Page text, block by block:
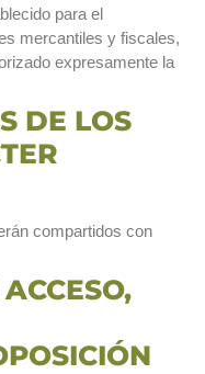
para el
mercantiles y fiscales,
expresamente la
DE LOS
compartidos con